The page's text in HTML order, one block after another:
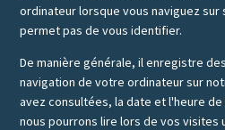
ordinateur lorsque vous naviguez sur
permet pas de vous identifier.
De manière générale, il enregistre
navigation de votre ordinateur sur
avez consultées, la date et l'heure
nous pourrons lire lors de vos visites